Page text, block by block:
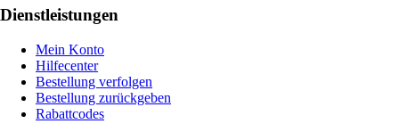
Dienstleistungen
Mein Konto
Hilfecenter
Bestellung verfolgen
Bestellung zurückgeben
Rabattcodes